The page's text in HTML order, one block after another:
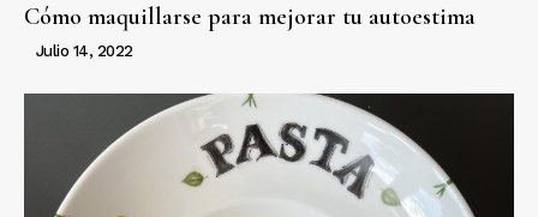
Cómo maquillarse para mejorar tu autoestima
Julio 14, 2022